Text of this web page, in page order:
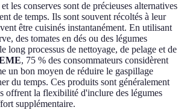
les conserves sont de précieuses alternatives
de temps. Ils sont souvent récoltés à leur
être cuisinés instantanément. En utilisant
des tomates en dés ou des légumes
long processus de nettoyage, de pelage et de
, 75 % des consommateurs considèrent
un bon moyen de réduire le gaspillage
du temps. Ces produits sont généralement
offrent la flexibilité d'inclure des légumes
supplémentaire.